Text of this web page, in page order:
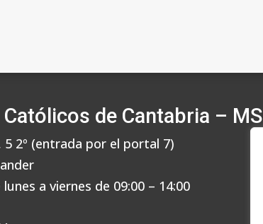
de Cantabria –
5 2º (entrada por el portal 7)
a viernes de 09:00 – 14:00